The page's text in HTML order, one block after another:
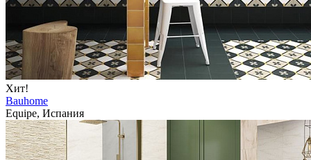
Хит!
Bauhome
Equipe, Испания